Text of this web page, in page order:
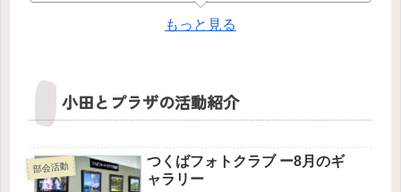
もっと見る
小田とプラザの活動紹介
部会活動
つくばフォトクラブ ー8月のギ
ャラリー